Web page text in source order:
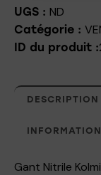
UGS : ND
Catégorie :
ID du produit :
DESCRIPTION
Gant Nitrile